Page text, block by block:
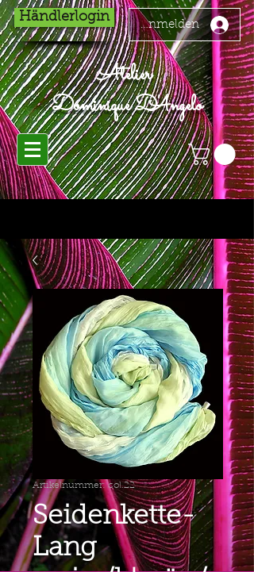
Händlerlogin
Anmelden
Atelier
Dominique D'Angelo
Artikelnummer: col.22
Seidenkette-
Lang